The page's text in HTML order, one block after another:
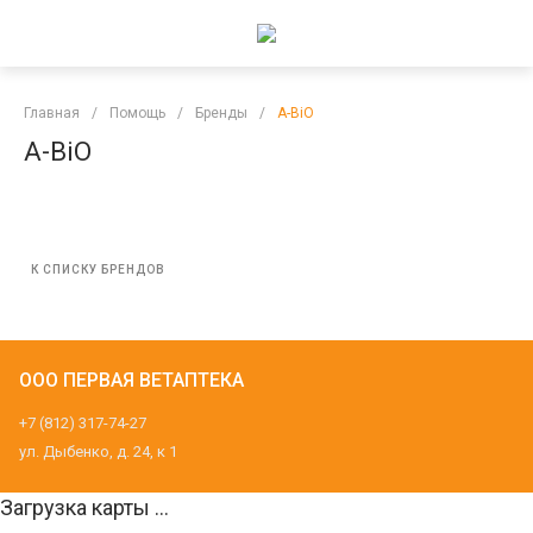
Главная / Помощь / Бренды / A-BiO
A-BiO
К СПИСКУ БРЕНДОВ
ООО ПЕРВАЯ ВЕТАПТЕКА
+7 (812) 317-74-27
ул. Дыбенко, д. 24, к 1
Загрузка карты ...